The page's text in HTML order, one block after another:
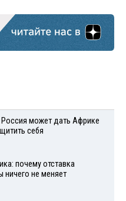
Россия может дать Африке
себя
почему отставка
ничего не меняет